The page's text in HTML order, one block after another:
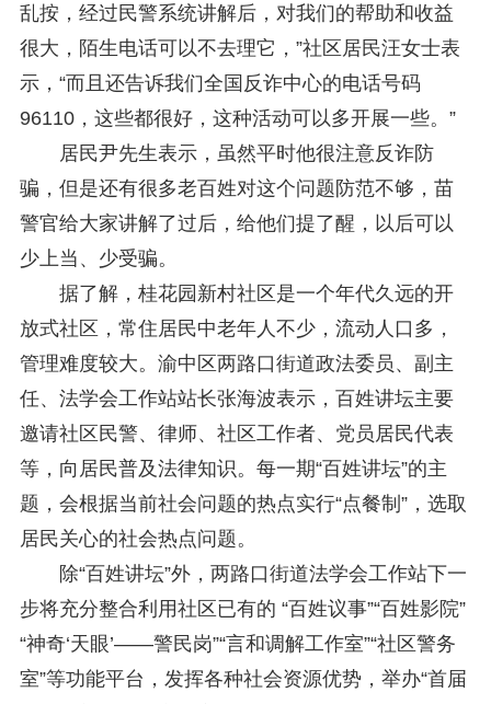
乱按，经过民警系统讲解后，对我们的帮助和收益
很大，陌生电话可以不去理它，”社区居民汪女士表
示，“而且还告诉我们全国反诈中心的电话号码
96110，这些都很好，这种活动可以多开展一些。”
居民尹先生表示，虽然平时他很注意反诈防
骗，但是还有很多老百姓对这个问题防范不够，苗
警官给大家讲解了过后，给他们提了醒，以后可以
少上当、少受骗。
据了解，桂花园新村社区是一个年代久远的开
放式社区，常住居民中老年人不少，流动人口多，
管理难度较大。渝中区两路口街道政法委员、副主
任、法学会工作站站长张海波表示，百姓讲坛主要
邀请社区民警、律师、社区工作者、党员居民代表
等，向居民普及法律知识。每一期“百姓讲坛”的主
题，会根据当前社会问题的热点实行“点餐制”，选取
居民关心的社会热点问题。
除“百姓讲坛”外，两路口街道法学会工作站下一
步将充分整合利用社区已有的 “百姓议事”“百姓影院”
“神奇‘天眼’——警民岗”“言和调解工作室”“社区警务
室”等功能平台，发挥各种社会资源优势，举办“首届